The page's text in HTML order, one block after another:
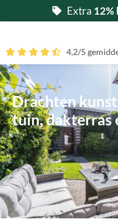
naar
inhoud
Extra 12%
4,2/5
Drachten
tuin, dakterras